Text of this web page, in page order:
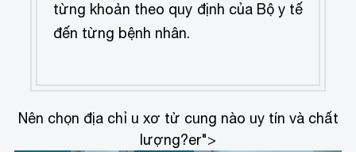
từng khoản theo quy định của Bộ y tế
đến từng bệnh nhân.
Nên chọn địa chỉ u xơ tử cung nào uy tín và chất
lượng?er">